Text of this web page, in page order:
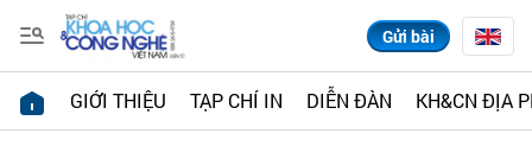
Gửi bài
GIỚI THIỆU TẠP CHÍ IN DIỄN ĐÀN KH&CN ĐỊA